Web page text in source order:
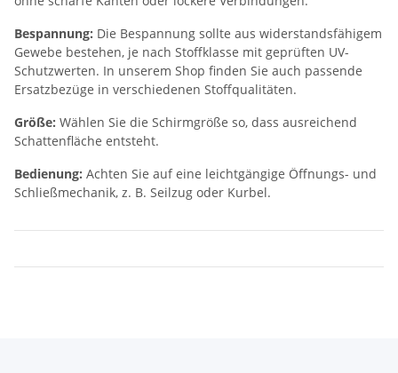
Bespannung: Die Bespannung sollte aus widerstandsfähigem
Gewebe bestehen, je nach Stoffklasse mit geprüften UV-
Schutzwerten. In unserem Shop finden Sie auch passende
Ersatzbezüge in verschiedenen Stoffqualitäten.
Größe: Wählen Sie die Schirmgröße so, dass ausreichend
Schattenfläche entsteht.
Bedienung: Achten Sie auf eine leichtgängige Öffnungs- und
Schließmechanik, z. B. Seilzug oder Kurbel.